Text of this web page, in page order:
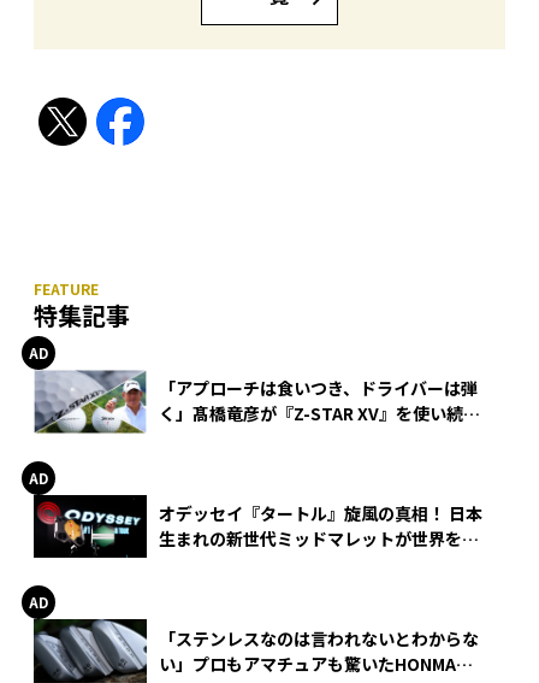
特集記事
「アプローチは食いつき、ドライバーは弾
く」髙橋竜彦が『Z-STAR XV』を使い続け
オデッセイ『タートル』旋風の真相！ 日本
生まれの新世代ミッドマレットが世界を席
「ステンレスなのは言われないとわからな
い」プロもアマチュアも驚いたHONMA